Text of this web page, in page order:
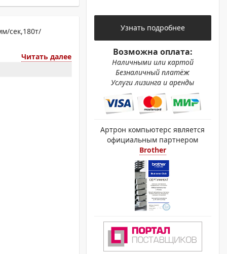
ПРИНТЕРЫ
сек,180т/
Читать далее
Узнать подробнее
Возможна оплата:
Наличными или картой
Безналичный платёж
Услуги лизинга и аренды
Артрон компьютерс является
официальным партнером
Brother